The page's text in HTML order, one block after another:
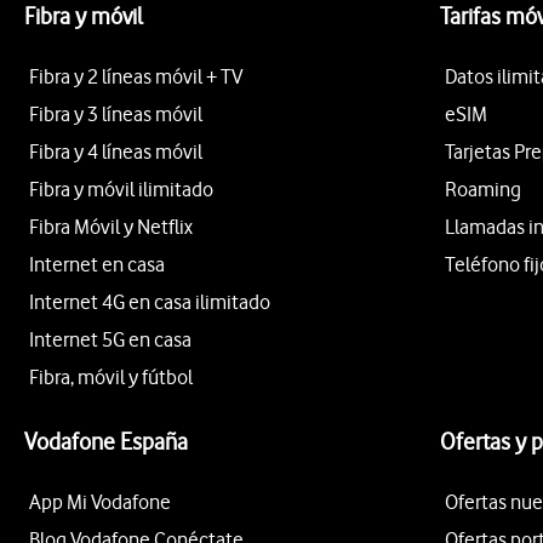
Fibra y móvil
Fibra y 2 líneas móvil + TV
Fibra y 3 líneas móvil
Fibra y 4 líneas móvil
Fibra y móvil ilimitado
Fibra Móvil y Netflix
Internet en casa
Internet 4G en casa ilimitado
Internet 5G en casa
Fibra, móvil y fútbol
Tarifas
Datos
eSIM
Tarjetas
Roaming
Llamadas
Teléfono
Vodafone España
App Mi Vodafone
Ofertas y
Ofertas